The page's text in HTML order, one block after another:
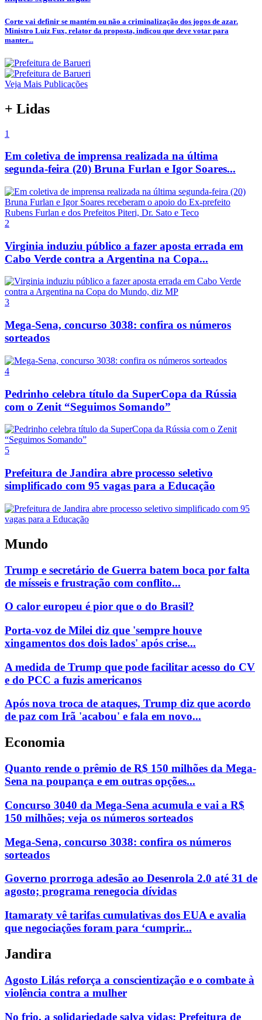
Corte vai definir se mantém ou não a criminalização dos jogos de azar.
Ministro Luiz Fux, relator da proposta, indicou que deve votar para
manter...
Veja Mais Publicações
+ Lidas
1
Em coletiva de imprensa realizada na última
segunda-feira (20) Bruna Furlan e Igor Soares...
2
Virginia induziu público a fazer aposta errada em
Cabo Verde contra a Argentina na Copa...
3
Mega-Sena, concurso 3038: confira os números
sorteados
4
Pedrinho celebra título da SuperCopa da Rússia
com o Zenit “Seguimos Somando”
5
Prefeitura de Jandira abre processo seletivo
simplificado com 95 vagas para a Educação
Mundo
Trump e secretário de Guerra batem boca por falta
de mísseis e frustração com conflito...
O calor europeu é pior que o do Brasil?
Porta-voz de Milei diz que 'sempre houve
xingamentos dos dois lados' após crise...
A medida de Trump que pode facilitar acesso do CV
e do PCC a fuzis americanos
Após nova troca de ataques, Trump diz que acordo
de paz com Irã 'acabou' e fala em novo...
Economia
Quanto rende o prêmio de R$ 150 milhões da Mega-
Sena na poupança e em outras opções...
Concurso 3040 da Mega-Sena acumula e vai a R$
150 milhões; veja os números sorteados
Mega-Sena, concurso 3038: confira os números
sorteados
Governo prorroga adesão ao Desenrola 2.0 até 31 de
agosto; programa renegocia dívidas
Itamaraty vê tarifas cumulativas dos EUA e avalia
que negociações foram para ‘cumprir...
Jandira
Agosto Lilás reforça a conscientização e o combate à
violência contra a mulher
No frio, a solidariedade salva vidas: Prefeitura de